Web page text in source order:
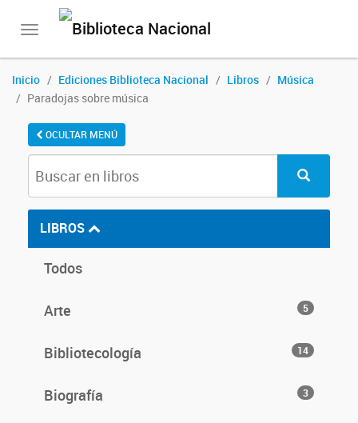
Toggle
Inicio Ediciones Biblioteca Nacional Libros
Música
Paradojas sobre música
OCULTAR MENÚ
LIBROS
Todos
Arte 5
Bibliotecología 14
Biografía 3